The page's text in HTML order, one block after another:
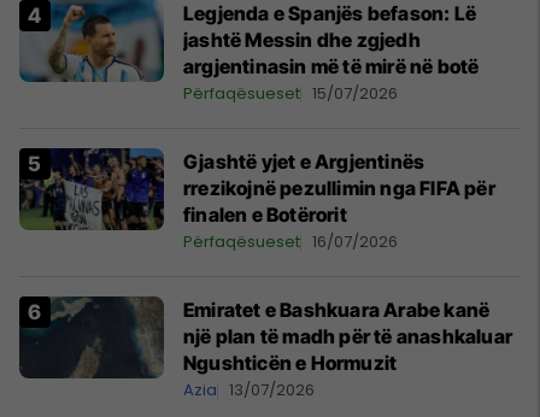
Legjenda e Spanjës befason: Lë
jashtë Messin dhe zgjedh
argjentinasin më të mirë në botë
Përfaqësueset 15/07/2026
Gjashtë yjet e Argjentinës
rrezikojnë pezullimin nga FIFA për
finalen e Botërorit
Përfaqësueset 16/07/2026
Emiratet e Bashkuara Arabe kanë
një plan të madh për të anashkaluar
Ngushticën e Hormuzit
Azia 13/07/2026